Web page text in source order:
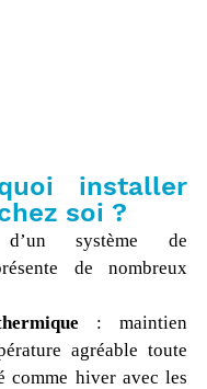
installer
soi ?
d’un système de
de nombreux
: maintien
agréable toute
comme hiver avec les